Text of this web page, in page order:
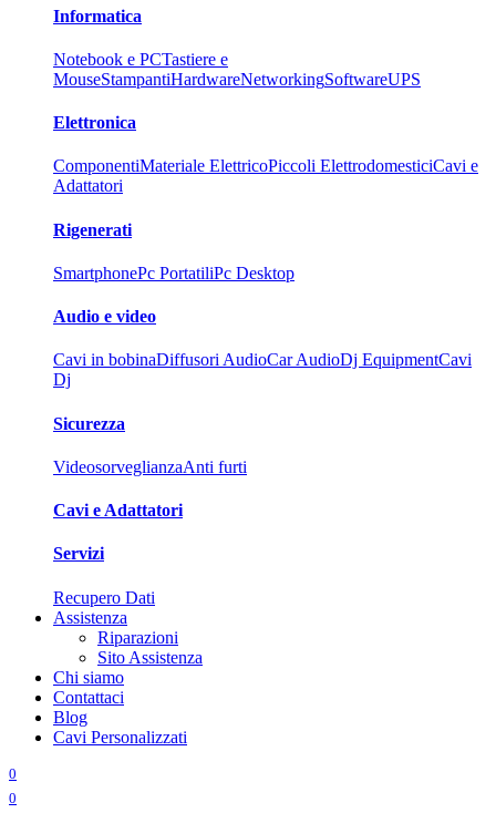
Informatica
Notebook e PCTastiere e
MouseStampantiHardwareNetworkingSoftwareUPS
Elettronica
ComponentiMateriale ElettricoPiccoli ElettrodomesticiCavi e
Adattatori
Rigenerati
SmartphonePc PortatiliPc Desktop
Audio e video
Cavi in bobinaDiffusori AudioCar AudioDj EquipmentCavi
Dj
Sicurezza
VideosorveglianzaAnti furti
Cavi e Adattatori
Servizi
Recupero Dati
Assistenza
Riparazioni
Sito Assistenza
Chi siamo
Contattaci
Blog
Cavi Personalizzati
0
0